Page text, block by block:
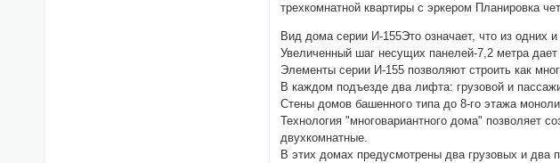
трехкомнатной квартиры с эркером Планировка
Вид дома серии И-155Это означает, что из одних
Увеличенный шаг несущих панелей-7,2 метра
Элементы серии И-155 позволяют строить как
В каждом подъезде два лифта: грузовой и
Стены домов башенного типа до 8-го этажа
Технология "многовариантного дома" позволяет
двухкомнатные.
В этих домах предусмотрены два грузовых и два